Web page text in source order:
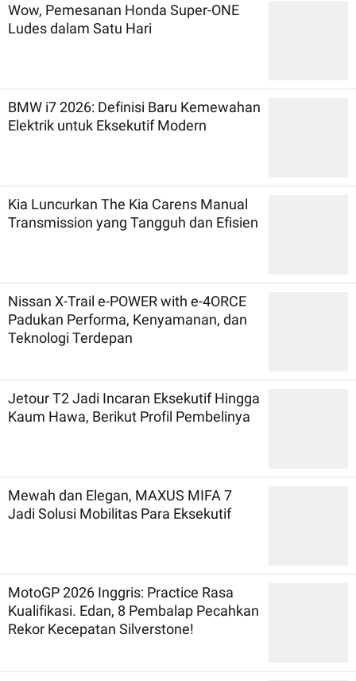
Wow, Pemesanan Honda Super-ONE
Ludes dalam Satu Hari
BMW i7 2026: Definisi Baru Kemewahan
Elektrik untuk Eksekutif Modern
Kia Luncurkan The Kia Carens Manual
Transmission yang Tangguh dan Efisien
Nissan X-Trail e-POWER with e-4ORCE
Padukan Performa, Kenyamanan, dan
Teknologi Terdepan
Jetour T2 Jadi Incaran Eksekutif Hingga
Kaum Hawa, Berikut Profil Pembelinya
Mewah dan Elegan, MAXUS MIFA 7
Jadi Solusi Mobilitas Para Eksekutif
MotoGP 2026 Inggris: Practice Rasa
Kualifikasi. Edan, 8 Pembalap Pecahkan
Rekor Kecepatan Silverstone!